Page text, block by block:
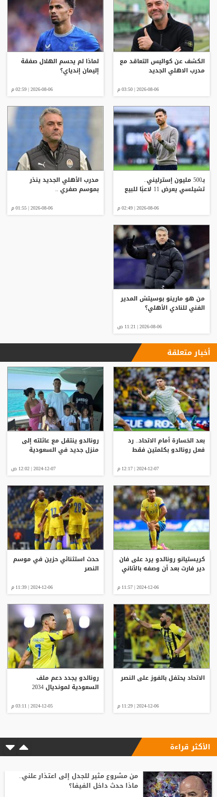
الكشف عن كواليس التعاقد مع
مدرب الاهلي الجديد
2026-08-06 | 03:50 م
لماذا لم يحسم الهلال صفقة
إليمان إندياي؟
2026-08-06 | 02:59 م
بـ500 مليون إسترليني..
تشيلسي يعرض 11 لاعبًا للبيع
2026-08-06 | 02:49 م
مدرب الأهلي الجديد ينذر
بموسم صفري ..
2026-08-06 | 01:55 م
من هو مارينو بوسيتش المدير
الفني للنادي الأهلي؟
2026-08-06 | 11:21 ص
أخبار متعلقة
بعد الخسارة أمام الاتحاد.. رد
فعل رونالدو بكلمتين فقط
2024-12-07 | 12:17 م
رونالدو ينتقل مع عائلته إلى
منزل جديد في السعودية
2024-12-07 | 12:02 ص
كريستيانو رونالدو يرد على فان
دير فارت بعد أن وصفه بالأناني
2024-12-06 | 11:57 م
حدث استثنائي حزين في موسم
النصر
2024-12-06 | 11:39 م
الاتحاد يحتفل بالفوز على النصر
2024-12-06 | 11:29 م
رونالدو يجدد دعم ملف
السعودية لمونديال 2034
2024-12-05 | 03:11 م
الأكثر قراءة
من مشروع مثير للجدل إلى اعتذار علني..
ماذا حدث داخل الفيفا؟